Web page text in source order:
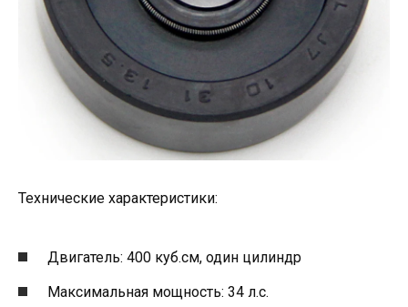
Технические характеристики:
Двигатель: 400 куб.см, один цилиндр
Максимальная мощность: 34 л.с.